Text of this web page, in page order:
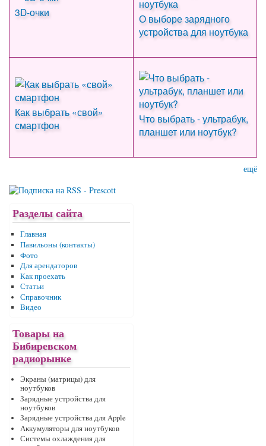
3D-очки
О выборе зарядного
устройства для ноутбука
Как выбрать «свой»
смартфон
Что выбрать - ультрабук,
планшет или ноутбук?
ещё
Разделы сайта
Главная
Павильоны (контакты)
Фото
Для арендаторов
Как проехать
Статьи
Справочник
Видео
Товары на
Бибиревском
радиорынке
Экраны (матрицы) для
ноутбуков
Зарядные устройства для
ноутбуков
Зарядные устройства для Apple
Аккумуляторы для ноутбуков
Системы охлаждения для